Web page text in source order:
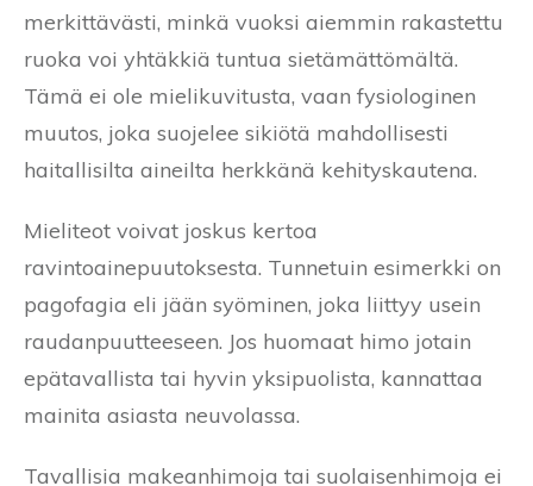
merkittävästi, minkä vuoksi aiemmin rakastettu
ruoka voi yhtäkkiä tuntua sietämättömältä.
Tämä ei ole mielikuvitusta, vaan fysiologinen
muutos, joka suojelee sikiötä mahdollisesti
haitallisilta aineilta herkkänä kehityskautena.
Mieliteot voivat joskus kertoa
ravintoainepuutoksesta. Tunnetuin esimerkki on
pagofagia eli jään syöminen, joka liittyy usein
raudanpuutteeseen. Jos huomaat himo jotain
epätavallista tai hyvin yksipuolista, kannattaa
mainita asiasta neuvolassa.
Tavallisia makeanhimoja tai suolaisenhimoja ei